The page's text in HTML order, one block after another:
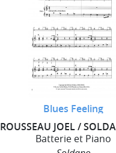
Blues Feeling
ROUSSEAU JOEL /
Batterie et Piano